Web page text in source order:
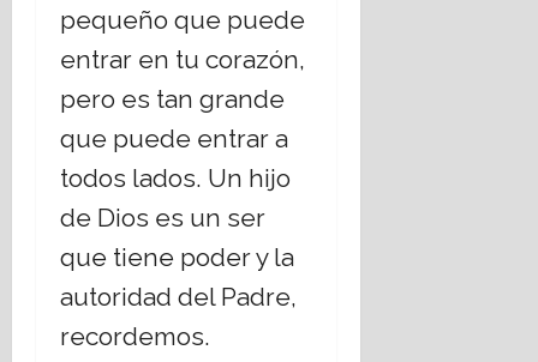
pequeño que puede
entrar en tu corazón,
pero es tan grande
que puede entrar a
todos lados. Un hijo
de Dios es un ser
que tiene poder y la
autoridad del Padre,
recordemos.